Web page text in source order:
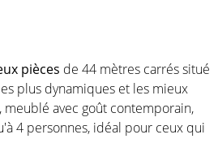
pièces de 44 mètres carrés situé
plus dynamiques et les mieux
avec goût contemporain,
4 personnes, idéal pour ceux qui